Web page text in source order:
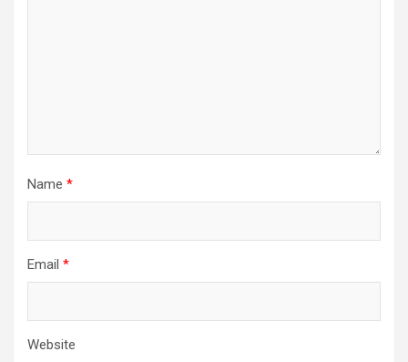
Name *
Email *
Website